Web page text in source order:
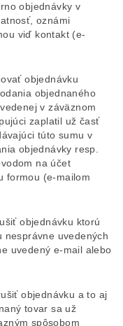
objednávky v
oznámi
viď kontakt (e-
objednávku
objednaného
v záväznom
zaplatil už časť
túto sumu v
objednávky resp.
na účet
formou (e-mailom
objednávku ktorú
nesprávne uvedených
uvedený e-mail alebo
objednávku a to aj
tovar sa už
spôsobom